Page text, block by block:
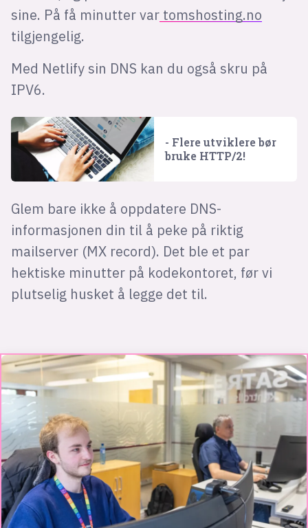
sine. På få minutter vartomshosting.no
tilgjengelig.
Med Netlify sin DNS kan du også skru på
IPV6.
- Flere utviklere bør
bruke HTTP/2!
Glem bare ikke å oppdatere DNS-
informasjonen din til å peke på riktig
mailserver (MX record). Det ble et par
hektiske minutter på kodekontoret, før vi
plutselig husket å legge det til.